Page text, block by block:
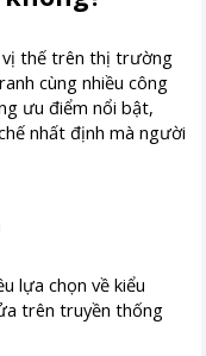
vị thế trên thị trường
cùng nhiều công
ưu điểm nổi bật,
nhất định mà người
lựa chọn về kiểu
trên truyền thống